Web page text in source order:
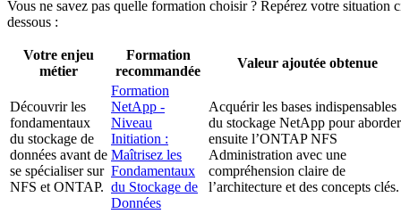
Vous ne savez pas quelle formation choisir ? Repérez votre situation
dessous :
Votre enjeu
métier
Formation
recommandée
Valeur ajoutée obtenue
Découvrir les
fondamentaux
du stockage de
données avant de
se spécialiser sur
NFS et ONTAP.
Formation
NetApp -
Niveau
Initiation :
Maîtrisez les
Fondamentaux
du Stockage de
Données
Acquérir les bases indispensables
du stockage NetApp pour aborder
ensuite l’ONTAP NFS
Administration avec une
compréhension claire de
l’architecture et des concepts clés.